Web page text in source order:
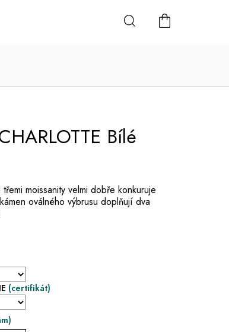
NÁKUPNÍ
(certifikát)
moissanity velmi dobře konkuruje
oválného výbrusu doplňují dva
Bílé